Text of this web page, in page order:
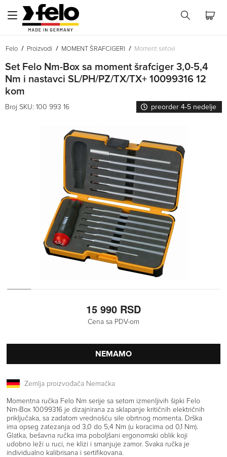
Felo Proizvodi MOMENT ŠRAFCIGERI Moment setovi
Set Felo Nm-Box sa moment šrafciger 3,0-5,4
Nm i nastavci SL/PH/PZ/TX/TX+ 10099316 12
kom
Broj SKU: 100 993 16 preorder 4-5 nedelje
15 990 RSD
Cena sa PDV-om
NEMAMO
Zemlja proizvođača Nemačka
Momentna ručka Felo Nm serije sa setom izmenljivih šipki Felo
Nm-Box 10099316 je dizajnirana za sklapanje kritičnih električnih
priključaka, sa zadatom vrednošću sile obrtnog momenta. Drška
ima opseg zatezanja od 3,0 do 5,4 Nm (u koracima od 0,1 Nm).
Glatka, bešavna ručka ima poboljšani ergonomski oblik koji
udobno leži u ruci, ne klizi i smanjuje zamor. Svaka ručka je
individualno kalibrisana i sertifikovana.